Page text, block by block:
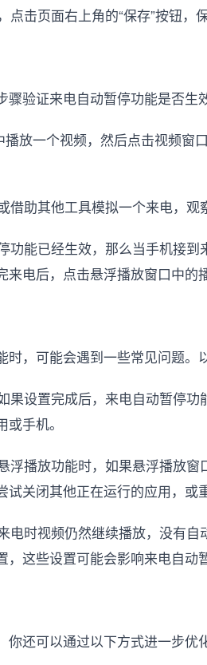
击页面右上角的“保存”按钮，
验证来电自动暂停功能是否生效
放一个视频，然后点击视频窗
助其他工具模拟一个来电，观
功能已经生效，那么当手机接
电后，点击悬浮播放窗口中的
，可能会遇到一些常见问题。
果设置完成后，来电自动暂停
手机。
浮播放功能时，如果悬浮播放
关闭其他正在运行的应用，或
电时视频仍然继续播放，没有
这些设置可能会影响来电自动
还可以通过以下方式进一步优